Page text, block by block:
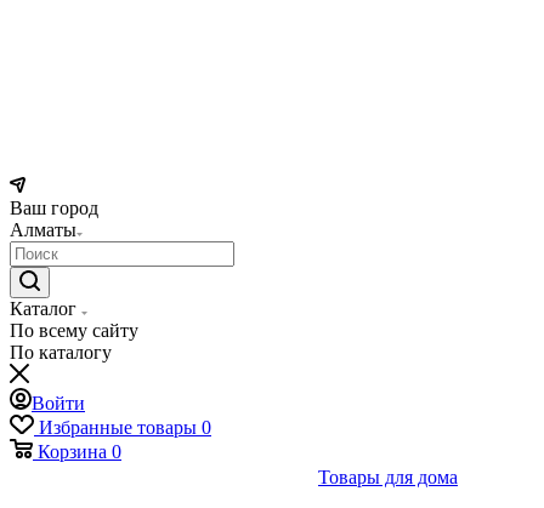
Ваш город
Алматы
Каталог
По всему сайту
По каталогу
Войти
Избранные товары 0
Корзина 0
Товары для дома